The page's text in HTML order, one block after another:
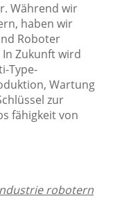
Während wir
haben wir
Roboter
Zukunft wird
Type-
Wartung
zur
fähigkeit von
robotern